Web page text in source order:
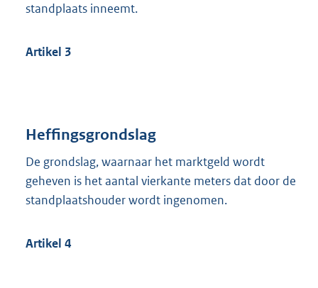
standplaats inneemt.
Artikel 3
Heffingsgrondslag
De grondslag, waarnaar het marktgeld wordt
geheven is het aantal vierkante meters dat door de
standplaatshouder wordt ingenomen.
Artikel 4